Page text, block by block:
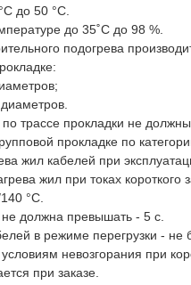
до 50 °С.
до 35˚С до 98 %.
подогрева
трассе прокладки не
прокладке по
жил кабелей при
жил при токах
°С.
должна превышать - 5 с.
в режиме перегрузки - не
невозгорания при
при заказе.